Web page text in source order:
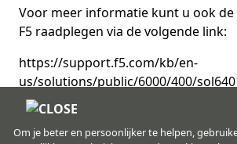
Voor meer informatie kunt u ook de
F5 raadplegen via de volgende link:
https://support.f5.com/kb/en-
us/solutions/public/6000/400/
sr=9992953
Om je beter en persoonlijker te helpen,